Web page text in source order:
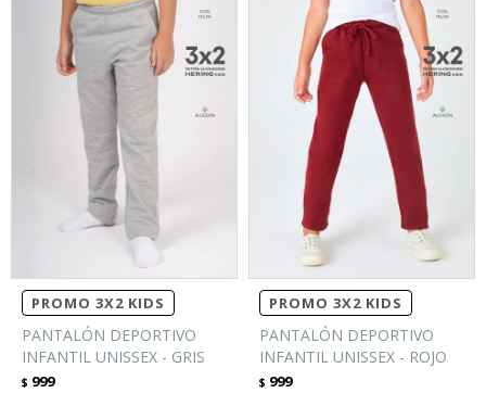
PROMO 3X2 KIDS
PANTALÓN DEPORTIVO
INFANTIL UNISSEX - GRIS
$ 999
PROMO 3X2 KIDS
PANTALÓN DEPORTIVO
INFANTIL UNISSEX - ROJO
$ 999